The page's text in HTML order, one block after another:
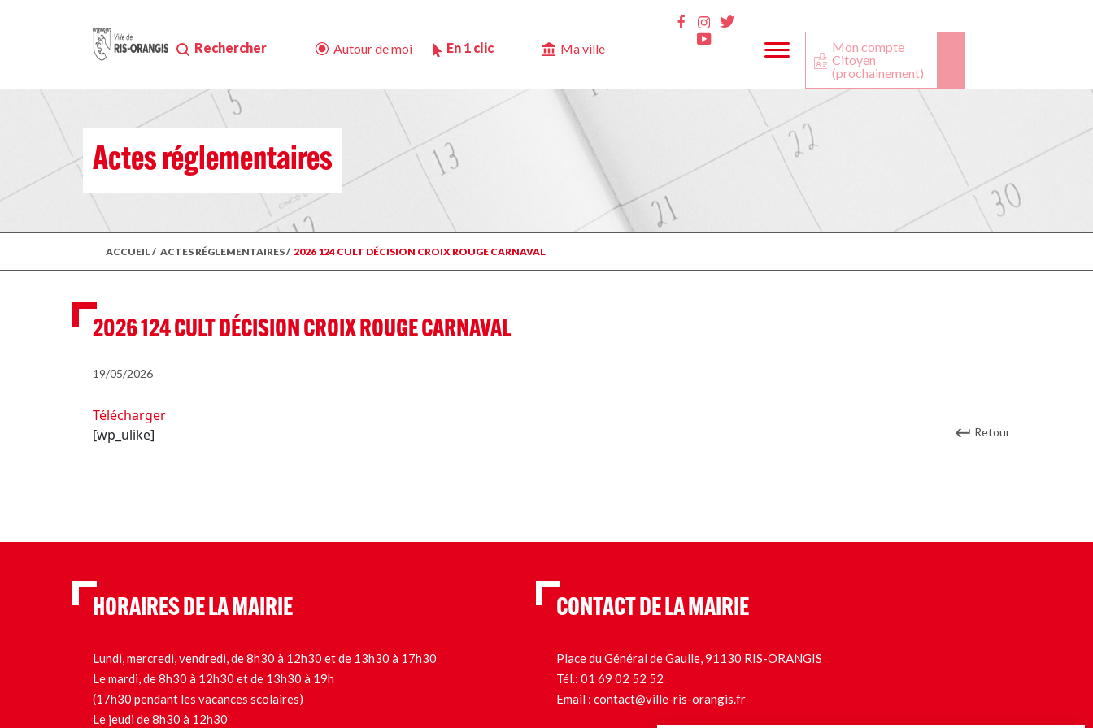
Rechercher Autour de moi En 1 clic Ma ville
Facebook
InstaTwitter
Youtube
Mon compte
Citoyen
(prochainement)
Actes réglementaires
ACCUEIL/ ACTES RÉGLEMENTAIRES/ 2026 124 CULT DÉCISION CROIX ROUGE CARNAVAL
2026 124 CULT DÉCISION CROIX ROUGE CARNAVAL
19/05/2026
Télécharger
[wp_ulike]
Retour
HORAIRES DE LA MAIRIE
Lundi, mercredi, vendredi, de 8h30 à 12h30 et de 13h30 à 17h30
Le mardi, de 8h30 à 12h30 et de 13h30 à 19h
(17h30 pendant les vacances scolaires)
Le jeudi de 8h30 à 12h30
CONTACT DE LA MAIRIE
Place du Général de Gaulle, 91130 RIS-ORANGIS
Tél.: 01 69 02 52 52
Email : contact@ville-ris-orangis.fr